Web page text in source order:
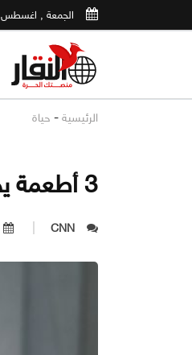
الجمعة , اغسطس 7 , 2026
الرئيسية - حياة
3 أطعمة يجب الابتعاد عنها مرضى القولون
CNN